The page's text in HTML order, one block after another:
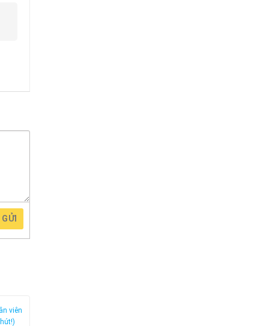
GỬI
viên